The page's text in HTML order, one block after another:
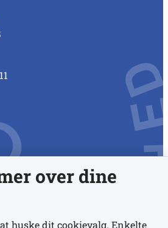
over dine
huske dit cookievalg. Enkelte